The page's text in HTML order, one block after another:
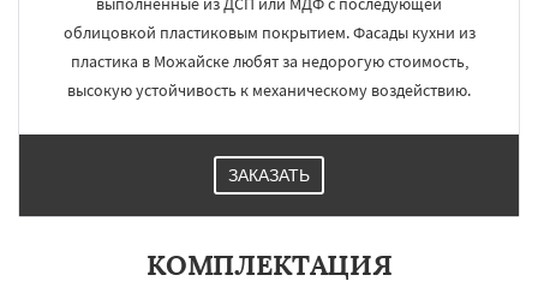
облицовкой пластиковым покрытием. Фасады кухни из
пластика в Можайске любят за недорогую стоимость,
высокую устойчивость к механическому воздействию.
ЗАКАЗАТЬ
КОМПЛЕКТАЦИЯ